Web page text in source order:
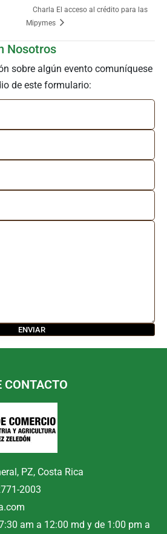
Charla El acceso al crédito para las
Mipymes
Nosotros
sobre algún evento comuníquese
de este formulario:
CONTACTO
PZ, Costa Rica
2003
am a 12:00 md y de 1:00 pm a